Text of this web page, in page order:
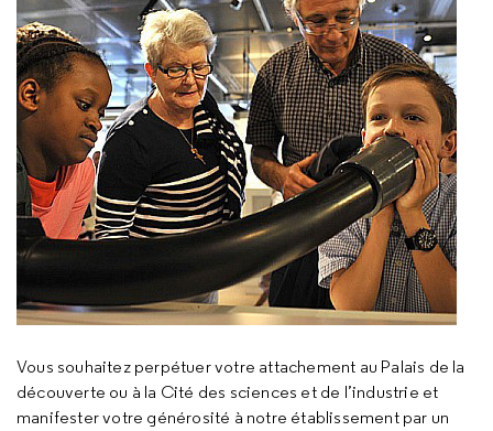
Vous souhaitez perpétuer votre attachement au Palais de la
découverte ou à la Cité des sciences et de l’industrie et
manifester votre générosité à notre établissement par un